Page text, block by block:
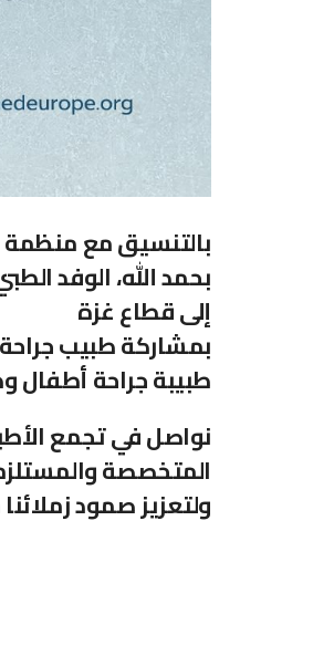
إلى قطاع غزة
بمشاركة طبيب
طبيبة جراحة أطفال
نواصل في تجمع
المتخصصة
ولتعزيز صمود